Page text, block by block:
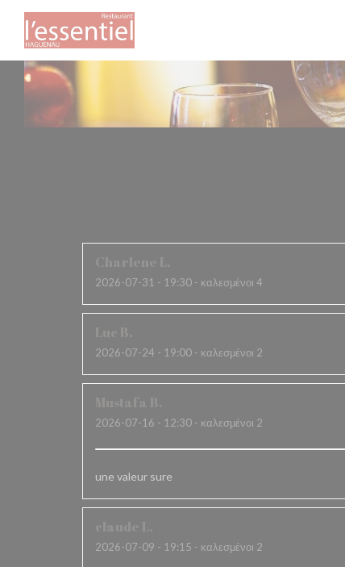
Πίνακας διαχείρισης "Μπισκότων" (Cookies)
2026-07-31 - 19:30 - καλεσμένοι 4
2026-07-24 - 19:00 - καλεσμένοι 2
2026-07-16 - 12:30 - καλεσμένοι 2
une valeur sure
2026-07-09 - 19:15 - καλεσμένοι 2